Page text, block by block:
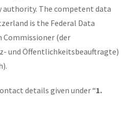
The competent data
is the Federal Data
(der
und Öffentlichkeitsbeauftragte)
details given under “1.